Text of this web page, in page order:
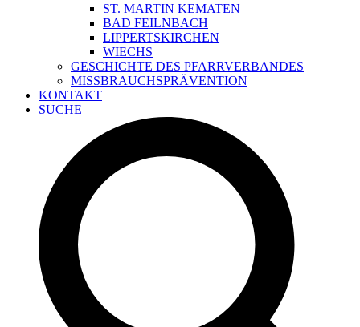
ST. MARTIN KEMATEN
BAD FEILNBACH
LIPPERTSKIRCHEN
WIECHS
GESCHICHTE DES PFARRVERBANDES
MISSBRAUCHSPRÄVENTION
KONTAKT
SUCHE